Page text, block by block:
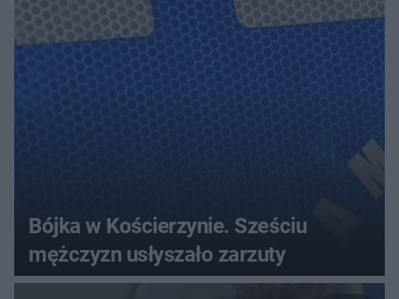
Bójka w Kościerzynie. Sześciu
mężczyzn usłyszało zarzuty